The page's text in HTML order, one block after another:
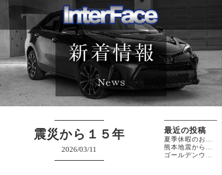
最近の投稿
震災から１５年
2026/03/11